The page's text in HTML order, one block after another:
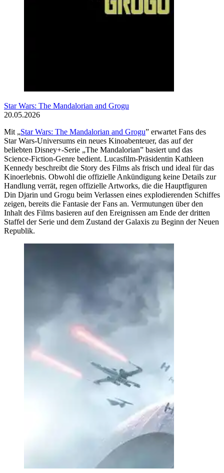
Star Wars: The Mandalorian and Grogu
20.05.2026
Mit „Star Wars: The Mandalorian and Grogu” erwartet Fans des
Star Wars-Universums ein neues Kinoabenteuer, das auf der
beliebten Disney+-Serie „The Mandalorian” basiert und das
Science-Fiction-Genre bedient. Lucasfilm-Präsidentin Kathleen
Kennedy beschreibt die Story des Films als frisch und ideal für das
Kinoerlebnis. Obwohl die offizielle Ankündigung keine Details zur
Handlung verrät, regen offizielle Artworks, die die Hauptfiguren
Din Djarin und Grogu beim Verlassen eines explodierenden Schiffes
zeigen, bereits die Fantasie der Fans an. Vermutungen über den
Inhalt des Films basieren auf den Ereignissen am Ende der dritten
Staffel der Serie und dem Zustand der Galaxis zu Beginn der Neuen
Republik.